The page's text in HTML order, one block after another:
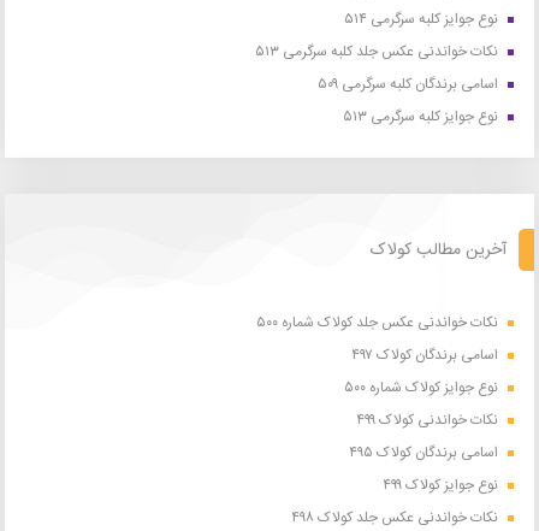
نوع جوایز کلبه سرگرمی ۵۱۴
نکات خواندنی عکس جلد کلبه سرگرمی ۵۱۳
اسامی برندگان کلبه سرگرمی ۵۰۹
نوع جوایز کلبه سرگرمی ۵۱۳
آخرین مطالب کولاک
نکات خواندنی عکس جلد کولاک شماره ۵۰۰
اسامی برندگان کولاک ۴۹۷
نوع جوایز کولاک شماره ۵۰۰
نکات خواندنی کولاک ۴۹۹
اسامی برندگان کولاک ۴۹۵
نوع جوایز کولاک ۴۹۹
نکات خواندنی عکس جلد کولاک ۴۹۸